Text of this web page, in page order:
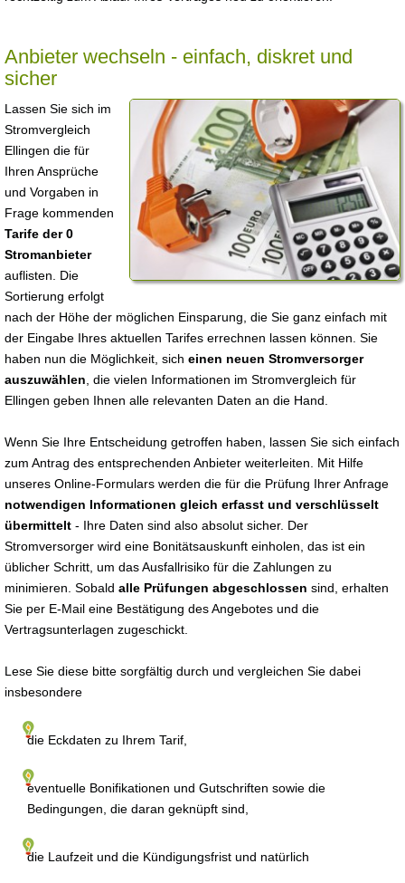
Anbieter wechseln - einfach, diskret und
sicher
Lassen Sie sich im
Stromvergleich
Ellingen die für
Ihren Ansprüche
und Vorgaben in
Frage kommenden
Tarife der 0
Stromanbieter
auflisten. Die
Sortierung erfolgt
nach der Höhe der möglichen Einsparung, die Sie ganz einfach mit
der Eingabe Ihres aktuellen Tarifes errechnen lassen können. Sie
haben nun die Möglichkeit, sich einen neuen Stromversorger
auszuwählen , die vielen Informationen im Stromvergleich für
Ellingen geben Ihnen alle relevanten Daten an die Hand.
Wenn Sie Ihre Entscheidung getroffen haben, lassen Sie sich einfach
zum Antrag des entsprechenden Anbieter weiterleiten. Mit Hilfe
unseres Online-Formulars werden die für die Prüfung Ihrer Anfrage
notwendigen Informationen gleich erfasst und verschlüsselt
übermittelt - Ihre Daten sind also absolut sicher. Der
Stromversorger wird eine Bonitätsauskunft einholen, das ist ein
üblicher Schritt, um das Ausfallrisiko für die Zahlungen zu
minimieren. Sobald alle Prüfungen abgeschlossen sind, erhalten
Sie per E-Mail eine Bestätigung des Angebotes und die
Vertragsunterlagen zugeschickt.
Lese Sie diese bitte sorgfältig durch und vergleichen Sie dabei
insbesondere
die Eckdaten zu Ihrem Tarif,
eventuelle Bonifikationen und Gutschriften sowie die
Bedingungen, die daran geknüpft sind,
die Laufzeit und die Kündigungsfrist und natürlich